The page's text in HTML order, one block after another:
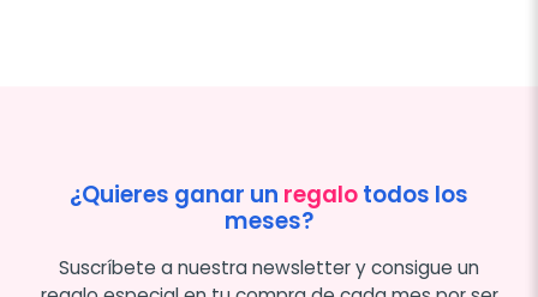
¿Quieres ganar un regalotodos los
meses?
Suscríbete a nuestra newsletter y consigue un